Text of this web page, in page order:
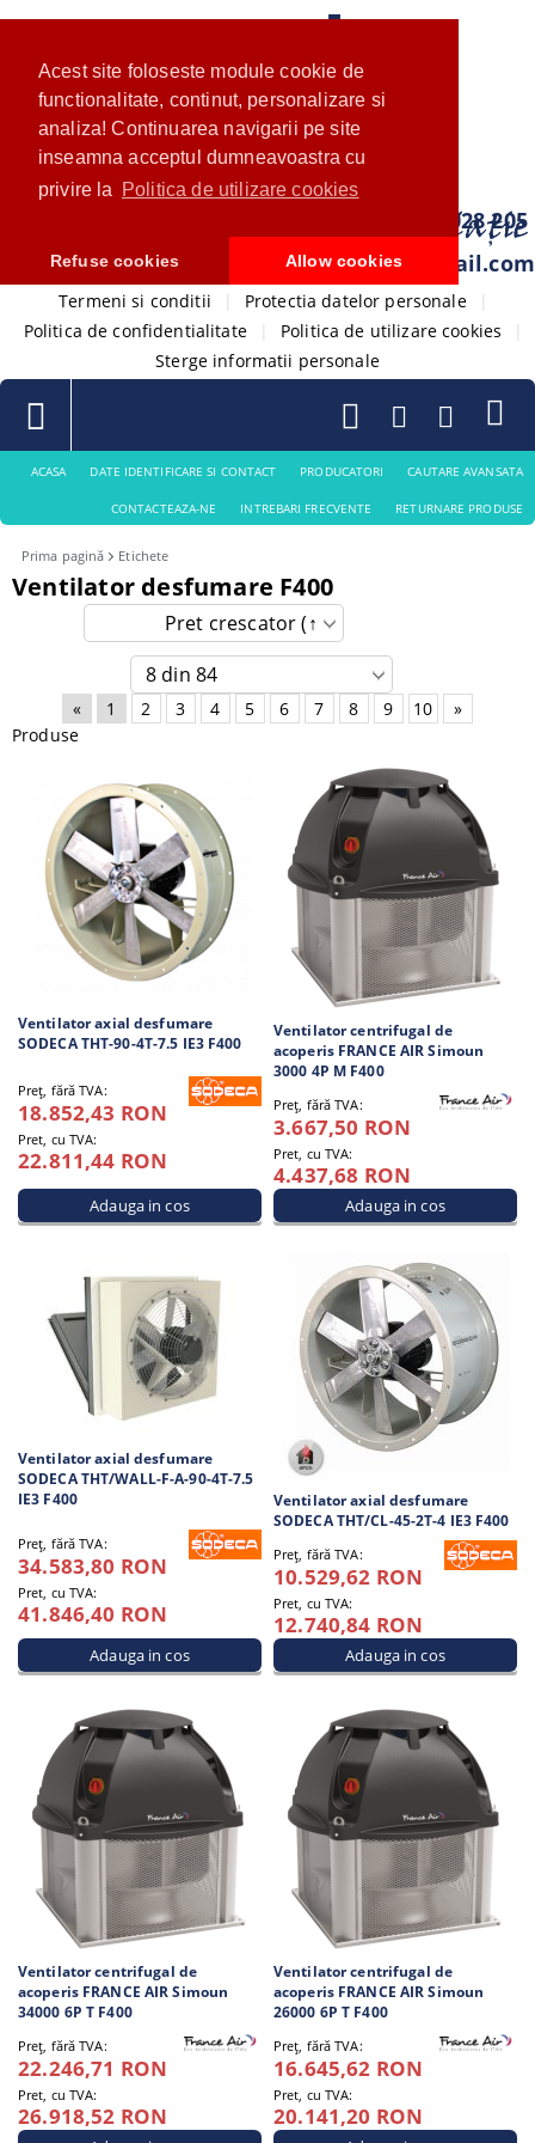
Acest site foloseste module cookie de
functionalitate, continut, personalizare si
analiza! Continuarea navigarii pe site
inseamna acceptul dumneavoastra cu
privire la
Politica de utilizare cookies
Refuse cookies Allow cookies
0733 028 205
com.ventistore@gmail.com
Termeni si conditii Protectia datelor personale
Politica de confidentialitate
Politica de utilizare cookies
Sterge informatii personale
ACASA DATE IDENTIFICARE SI CONTACT PRODUCATORI CAUTARE AVANSATA
CONTACTEAZA-NE INTREBARI FRECVENTE RETURNARE PRODUSE
Prima pagină Etichete
Ventilator desfumare F400
« 1 2 3 4 5 6 7 8 9 10
»
Produse
Ventilator axial desfumare
SODECA THT-90-4T-7.5 IE3 F400
Preţ, fără TVA:
18.852,43 RON
Pret, cu TVA:
22.811,44 RON
Ventilator centrifugal de
acoperis FRANCE AIR Simoun
3000 4P M F400
Preţ, fără TVA:
3.667,50 RON
Pret, cu TVA:
4.437,68 RON
Ventilator axial desfumare
SODECA THT/WALL-F-A-90-4T-7.5
IE3 F400
Preţ, fără TVA:
34.583,80 RON
Pret, cu TVA:
41.846,40 RON
Ventilator axial desfumare
SODECA THT/CL-45-2T-4 IE3 F400
Preţ, fără TVA:
10.529,62 RON
Pret, cu TVA:
12.740,84 RON
Ventilator centrifugal de
acoperis FRANCE AIR Simoun
34000 6P T F400
Preţ, fără TVA:
22.246,71 RON
Pret, cu TVA:
26.918,52 RON
Ventilator centrifugal de
acoperis FRANCE AIR Simoun
26000 6P T F400
Preţ, fără TVA:
16.645,62 RON
Pret, cu TVA:
20.141,20 RON